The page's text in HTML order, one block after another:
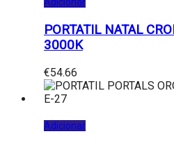
Adicionar
PORTATIL NATAL
3000K
€54.66
Adicionar